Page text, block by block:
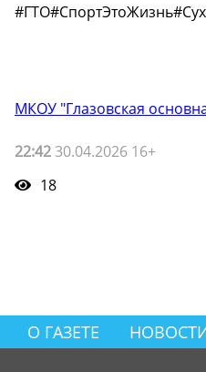
МКОУ "Глазовская
22:42 30.04.2026 16+
18
О ГАЗЕТЕ